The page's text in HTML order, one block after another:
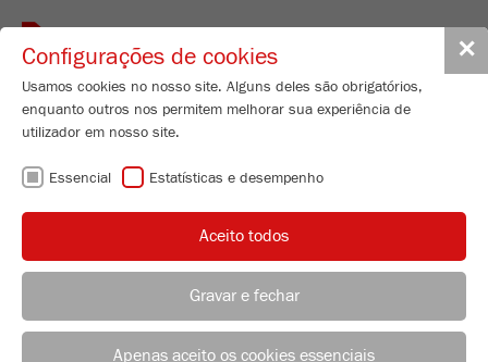
✕
Configurações de cookies
Usamos cookies no nosso site. Alguns deles são obrigatórios,
enquanto outros nos permitem melhorar sua experiência de
utilizador em nosso site.
Essencial Estatísticas e desempenho
Aceito todos
Gravar e fechar
Apenas aceito os cookies essenciais
ACONSELHAMENTO DE APLICAÇÃO DISTRIBUIÇÃO FRITSCH
Toggle
MOINHOS
PLANETÁRIOS DE
ESFERAS - UM
ELEMENTO